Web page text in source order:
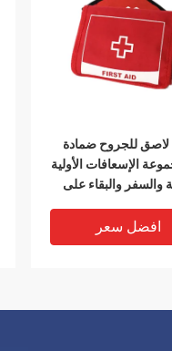
للجروح ضمادة
الإسعافات الأولية
والسفر والبقاء على
افضل سعر